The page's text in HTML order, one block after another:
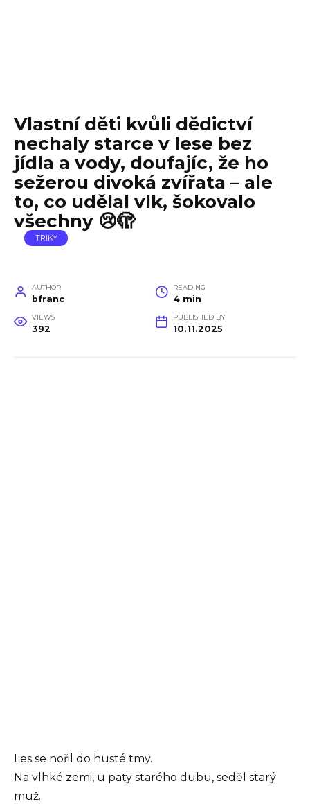
Vlastní děti kvůli dědictví
nechaly starce v lese bez
jídla a vody, doufajíc, že ho
sežerou divoká zvířata – ale
to, co udělal vlk, šokovalo
všechny 😢🫣
TRIKY
AUTHOR
bfranc
READING
4 min
VIEWS
392
PUBLISHED BY
10.11.2025
Les se nořil do husté tmy.
Na vlhké zemi, u paty starého dubu, seděl starý
muž.